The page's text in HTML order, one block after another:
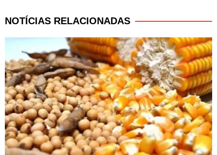
NOTÍCIAS RELACIONADAS